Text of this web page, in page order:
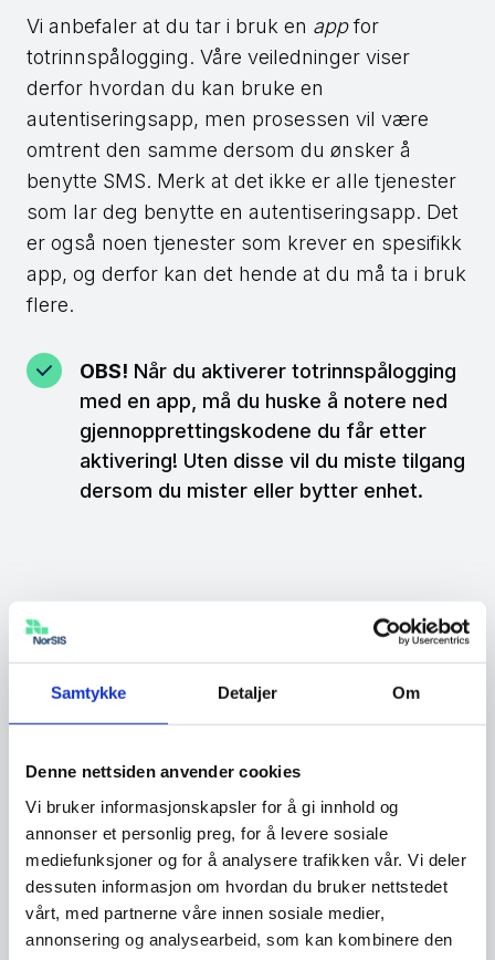
Samtykke Detaljer Om
Denne nettsiden anvender cookies
Vi bruker informasjonskapsler for å gi innhold og
annonser et personlig preg, for å levere sosiale
mediefunksjoner og for å analysere trafikken vår. Vi deler
dessuten informasjon om hvordan du bruker nettstedet
vårt, med partnerne våre innen sosiale medier,
annonsering og analysearbeid, som kan kombinere den
Vi anbefaler at du tar i bruk en appfor
totrinnspålogging. Våre veiledninger viser
derfor hvordan du kan bruke en
autentiseringsapp, men prosessen vil være
omtrent den samme dersom du ønsker å
benytte SMS. Merk at det ikke er alle tjenester
som lar deg benytte en autentiseringsapp. Det
er også noen tjenester som krever en spesifikk
app, og derfor kan det hende at du må ta i bruk
flere.
OBS! Når du aktiverer totrinnspålogging
med en app, må du huske å notere ned
gjennopprettingskodene du får etter
aktivering! Uten disse vil du miste tilgang
dersom du mister eller bytter enhet.
Google
Apple
Facebook